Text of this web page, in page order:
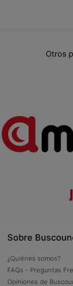
Otros
Sobre
¿Quiénes somos?
FAQs - Preguntas
Opiniones de